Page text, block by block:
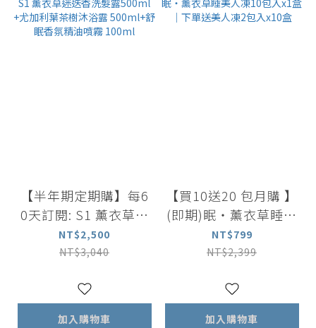
【半年期定期購】每6
0天訂閱: S1 薰衣草迷
迭香洗髮露500ml +尤
加利葉茶樹沐浴露 500
100ml
NT$2,500
NT$3,040
加入購物車
【買10送20 包月購 】
(即期)眠・薰衣草睡美
人凍10包入x1盒｜下
單送美人凍2包入x10
NT$799
NT$2,399
加入購物車